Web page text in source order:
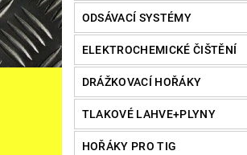
ODSÁVACÍ SYSTÉMY
ELEKTROCHEMICKÉ ČIŠTĚNÍ
DRÁŽKOVACÍ HOŘÁKY
TLAKOVÉ LAHVE+PLYNY
HOŘÁKY PRO TIG